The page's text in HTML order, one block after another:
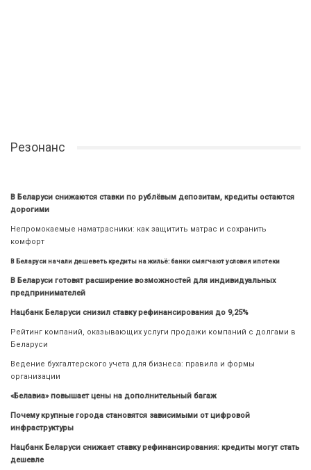
Резонанс
В Беларуси снижаются ставки по рублёвым депозитам, кредиты остаются
дорогими
Непромокаемые наматрасники: как защитить матрас и сохранить
комфорт
В Беларуси начали дешеветь кредиты на жильё: банки смягчают условия ипотеки
В Беларуси готовят расширение возможностей для индивидуальных
предпринимателей
Нацбанк Беларуси снизил ставку рефинансирования до 9,25%
Рейтинг компаний, оказывающих услуги продажи компаний с долгами в
Беларуси
Ведение бухгалтерского учета для бизнеса: правила и формы
организации
«Белавиа» повышает цены на дополнительный багаж
Почему крупные города становятся зависимыми от цифровой
инфраструктуры
Нацбанк Беларуси снижает ставку рефинансирования: кредиты могут стать
дешевле